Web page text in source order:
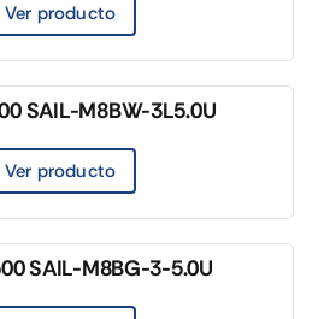
Ver producto
SAIL-M8BW-3L5.0U
Ver producto
SAIL-M8BG-3-5.0U